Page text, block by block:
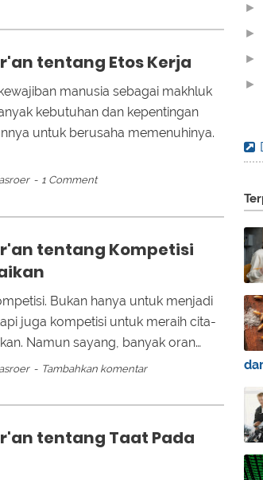
tentang Etos Kerja
manusia sebagai makhluk
kebutuhan dan kepentingan
untuk berusaha memenuhinya.
1 Comment
tentang Kompetisi
Bukan hanya untuk menjadi
juga kompetisi untuk meraih cita-
Namun sayang, banyak oran…
Tambahkan komentar
tentang Taat Pada
►
►
►
►